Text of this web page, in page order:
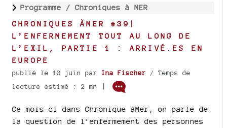
Programme / Chroniques à MER
CHRONIQUES ÀMER #39|
L’ENFERMEMENT TOUT AU LONG DE
L’EXIL, PARTIE 1 : ARRIVÉ.ES EN
EUROPE
publié le 10 juin par Ina Fischer / Temps de
lecture estimé : 2 mn
|
Ce mois-ci dans Chronique àMer, on parle de
la question de l’enfermement des personnes